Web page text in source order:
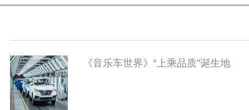
《音乐车世界》“上乘品质”诞生地